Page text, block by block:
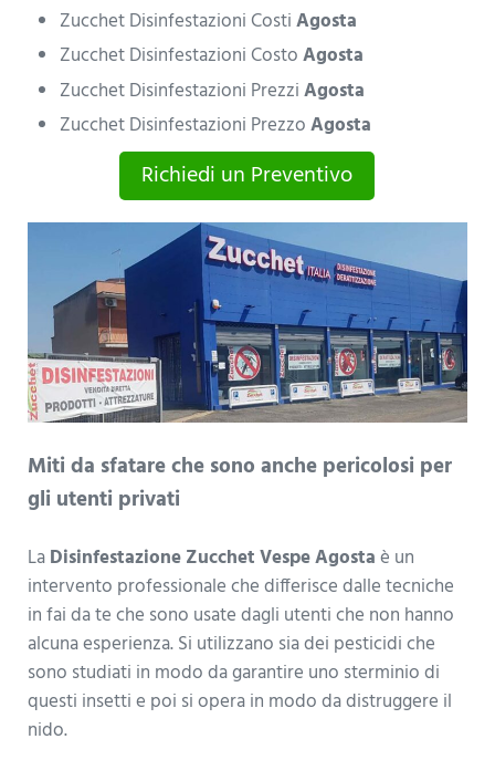
Zucchet Disinfestazioni CostiAgosta
Zucchet Disinfestazioni CostoAgosta
Zucchet Disinfestazioni PrezziAgosta
Zucchet Disinfestazioni PrezzoAgosta
Richiedi un Preventivo
Miti da sfatare che sono anche pericolosi per
gli utenti privati
LaDisinfestazione Zucchet Vespe Agostaè un
intervento professionale che differisce dalle tecniche
in fai da te che sono usate dagli utenti che non hanno
alcuna esperienza. Si utilizzano sia dei pesticidi che
sono studiati in modo da garantire uno sterminio di
questi insetti e poi si opera in modo da distruggere il
nido.